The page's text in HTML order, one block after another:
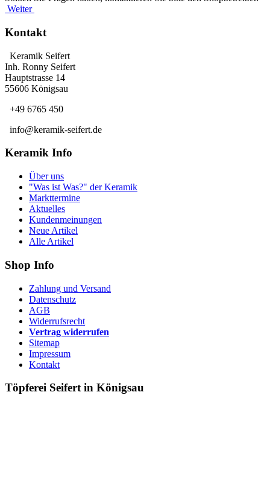
Weiter
Kontakt
Keramik Seifert
Inh. Ronny Seifert
Hauptstrasse 14
55606 Königsau
+49 6765 450
info@keramik-seifert.de
Keramik Info
Über uns
"Was ist Was?" der Keramik
Markttermine
Aktuelles
Kundenmeinungen
Neue Artikel
Alle Artikel
Shop Info
Zahlung und Versand
Datenschutz
AGB
Widerrufsrecht
Vertrag widerrufen
Sitemap
Impressum
Kontakt
Töpferei Seifert in Königsau